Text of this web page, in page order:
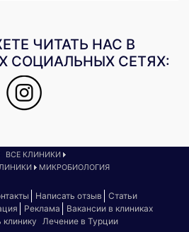
ЧИТАТЬ НАС В
СОЦИАЛЬНЫХ СЕТЯХ:
ВСЕ КЛИНИКИ
МИКРОБИОЛОГИЯ
Написать отзыв
Статьи
Реклама
Вакансии в клиниках
клинику
Лечение в Турции